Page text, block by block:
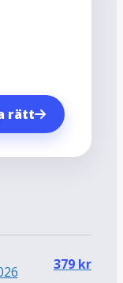
rätt
379 kr